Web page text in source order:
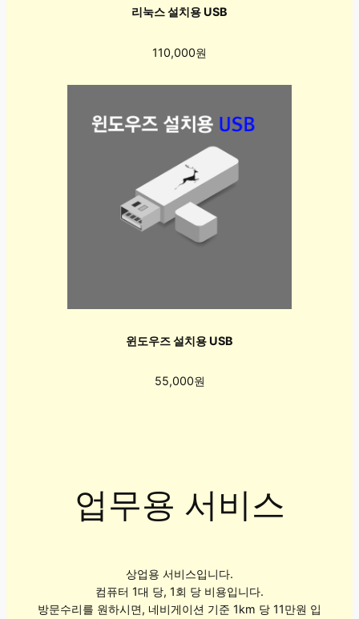
리눅스 설치용 USB
110,000원
윈도우즈 설치용 USB
55,000원
업무용 서비스
상업용 서비스입니다.
컴퓨터 1대 당, 1회 당 비용입니다.
방문수리를 원하시면, 네비게이션 기준 1km 당 11만원 입